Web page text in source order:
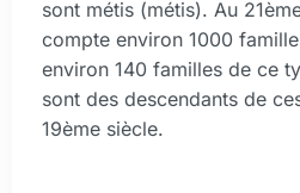
sont métis (métis). Au
compte environ 1000
environ 140 familles de ce
sont des descendants de
19ème siècle.